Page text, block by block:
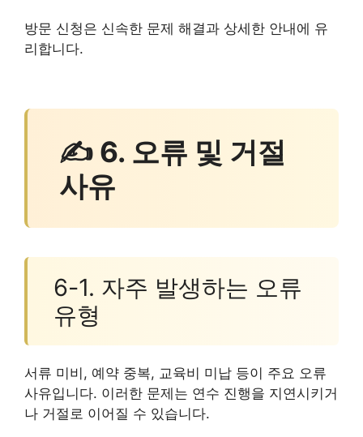
방문 신청은 신속한 문제 해결과 상세한 안내에 유
리합니다.
✍ 6. 오류 및 거절
사유
6-1. 자주 발생하는 오류
유형
서류 미비, 예약 중복, 교육비 미납 등이 주요 오류
사유입니다. 이러한 문제는 연수 진행을 지연시키거
나 거절로 이어질 수 있습니다.